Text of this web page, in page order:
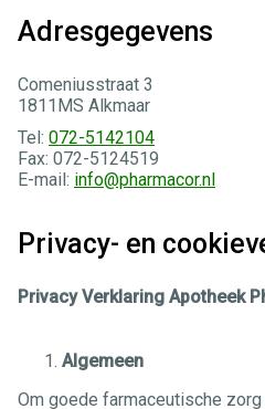
Privacy- en
Privacy Verklaring Apotheek
Algemeen
Om goede farmaceutische
Adresgegevens
Comeniusstraat 3
1811MS Alkmaar
Tel: 072-5142104
Fax: 072-5124519
E-mail: info@pharmacor.nl